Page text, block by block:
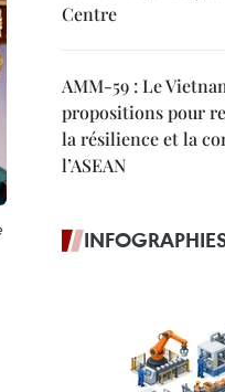
Centre
AMM-59 : Le
propositions pour
la résilience et la
l’ASEAN